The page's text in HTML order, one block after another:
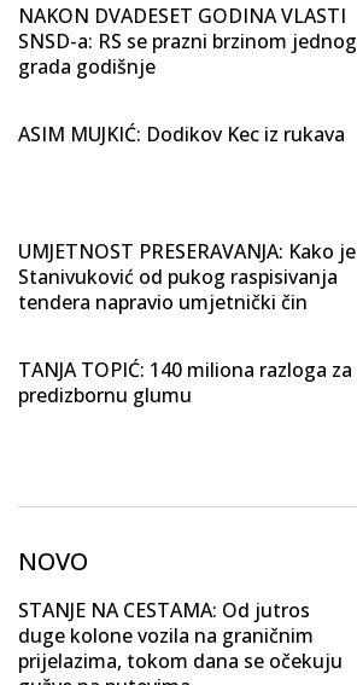
NAKON DVADESET GODINA VLASTI
SNSD-a: RS se prazni brzinom jednog
grada godišnje
ASIM MUJKIĆ: Dodikov Kec iz rukava
UMJETNOST PRESERAVANJA: Kako je
Stanivuković od pukog raspisivanja
tendera napravio umjetnički čin
TANJA TOPIĆ: 140 miliona razloga za
predizbornu glumu
NOVO
STANJE NA CESTAMA: Od jutros
duge kolone vozila na graničnim
prijelazima, tokom dana se očekuju